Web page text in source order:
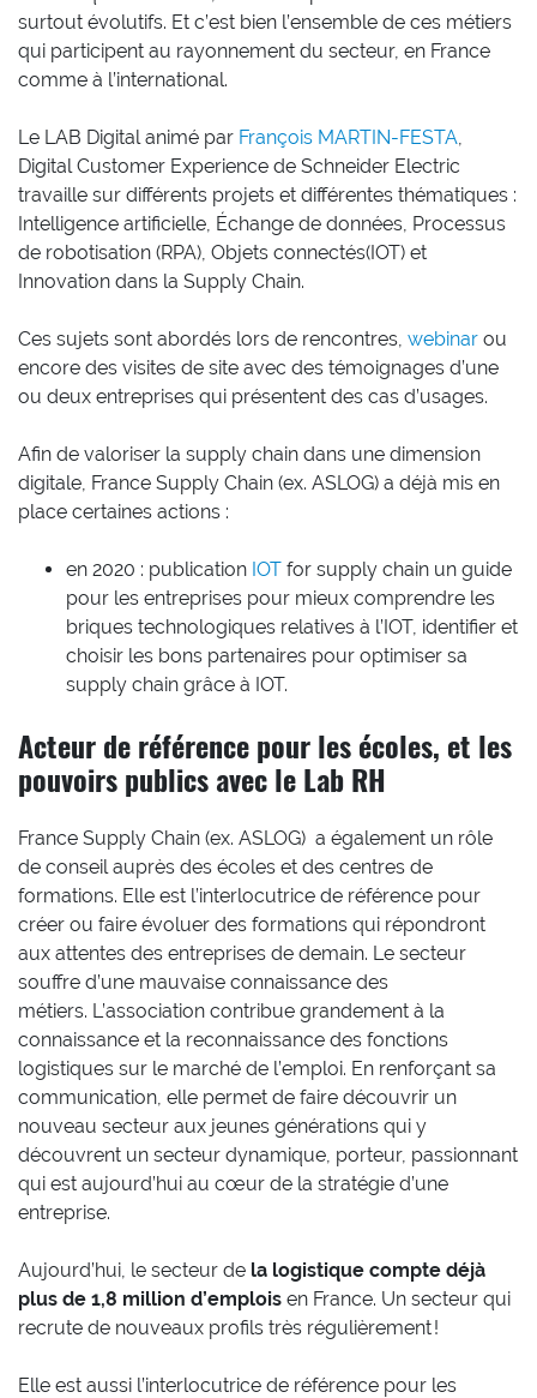
surtout évolutifs. Et c’est bien l’ensemble de ces métiers
qui participent au rayonnement du secteur, en France
comme à l’international.
Le LAB Digital animé par François MARTIN-FESTA,
Digital Customer Experience de Schneider Electric
travaille sur différents projets et différentes thématiques :
Intelligence artificielle, Échange de données, Processus
de robotisation (RPA), Objets connectés(IOT) et
Innovation dans la Supply Chain.
Ces sujets sont abordés lors de rencontres, webinar ou
encore des visites de site avec des témoignages d’une
ou deux entreprises qui présentent des cas d’usages.
Afin de valoriser la supply chain dans une dimension
digitale, France Supply Chain (ex. ASLOG) a déjà mis en
place certaines actions :
en 2020 : publication IOT for supply chain un guide
pour les entreprises pour mieux comprendre les
briques technologiques relatives à l’IOT, identifier et
choisir les bons partenaires pour optimiser sa
supply chain grâce à IOT.
Acteur de référence pour les écoles, et les
pouvoirs publics avec le Lab RH
France Supply Chain (ex. ASLOG) a également un rôle
de conseil auprès des écoles et des centres de
formations. Elle est l’interlocutrice de référence pour
créer ou faire évoluer des formations qui répondront
aux attentes des entreprises de demain. Le secteur
souffre d’une mauvaise connaissance des
métiers. L’association contribue grandement à la
connaissance et la reconnaissance des fonctions
logistiques sur le marché de l’emploi. En renforçant sa
communication, elle permet de faire découvrir un
nouveau secteur aux jeunes générations qui y
découvrent un secteur dynamique, porteur, passionnant
qui est aujourd’hui au cœur de la stratégie d’une
entreprise.
Aujourd’hui, le secteur de la logistique compte déjà
plus de 1,8 million d’emplois en France. Un secteur qui
recrute de nouveaux profils très régulièrement !
Elle est aussi l’interlocutrice de référence pour les